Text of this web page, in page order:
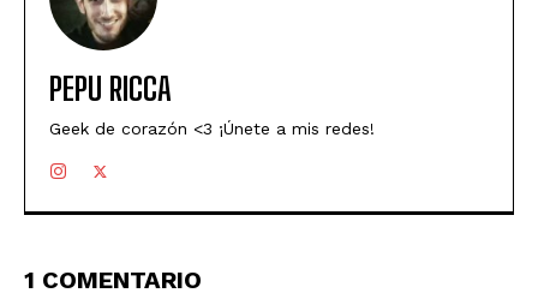
PEPU RICCA
Geek de corazón <3 ¡Únete a mis redes!
1 COMENTARIO